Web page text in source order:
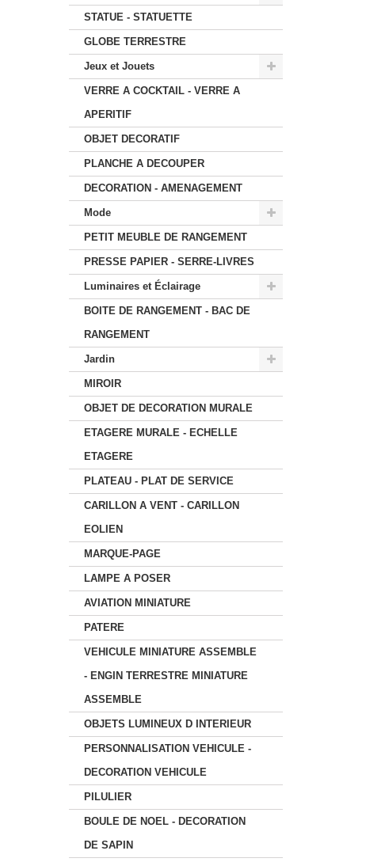
STATUE - STATUETTE
GLOBE TERRESTRE
Jeux et Jouets
VERRE A COCKTAIL - VERRE A
APERITIF
OBJET DECORATIF
PLANCHE A DECOUPER
DECORATION - AMENAGEMENT
Mode
PETIT MEUBLE DE RANGEMENT
PRESSE PAPIER - SERRE-LIVRES
Luminaires et Éclairage
BOITE DE RANGEMENT - BAC DE
RANGEMENT
Jardin
MIROIR
OBJET DE DECORATION MURALE
ETAGERE MURALE - ECHELLE
ETAGERE
PLATEAU - PLAT DE SERVICE
CARILLON A VENT - CARILLON
EOLIEN
MARQUE-PAGE
LAMPE A POSER
AVIATION MINIATURE
PATERE
VEHICULE MINIATURE ASSEMBLE
- ENGIN TERRESTRE MINIATURE
ASSEMBLE
OBJETS LUMINEUX D INTERIEUR
PERSONNALISATION VEHICULE -
DECORATION VEHICULE
PILULIER
BOULE DE NOEL - DECORATION
DE SAPIN